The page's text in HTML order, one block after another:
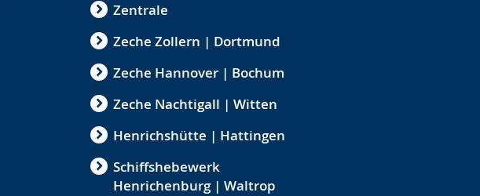
Zentrale
Zeche Zollern | Dortmund
Zeche Hannover | Bochum
Zeche Nachtigall | Witten
Henrichshütte | Hattingen
Schiffshebewerk
Henrichenburg | Waltrop